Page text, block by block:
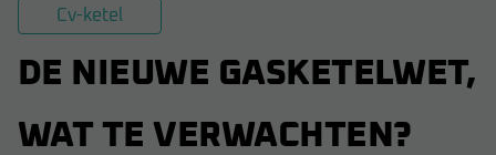
Cv-ketel
DE NIEUWE GASKETELWET,
WAT TE VERWACHTEN?